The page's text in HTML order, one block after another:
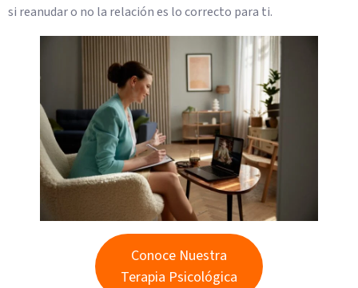
si reanudar o no la relación es lo correcto para ti.
Conoce Nuestra
Terapia Psicológica